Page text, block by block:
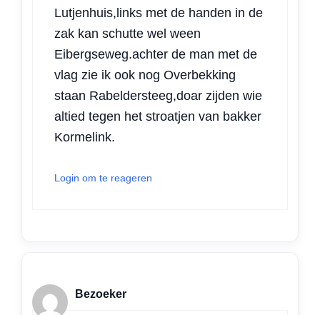
Lutjenhuis,links met de handen in de
zak kan schutte wel ween
Eibergseweg.achter de man met de
vlag zie ik ook nog Overbekking
staan Rabeldersteeg,doar zijden wie
altied tegen het stroatjen van bakker
Kormelink.
Login om te reageren
Bezoeker